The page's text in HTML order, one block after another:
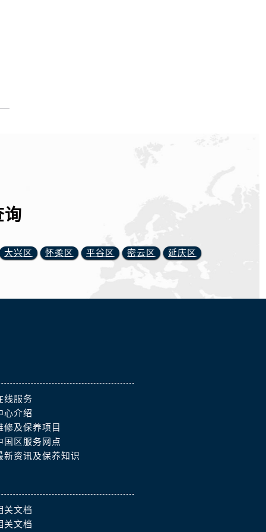
询
大兴区 怀柔区 平谷区 密云区 延庆区
线服务
心介绍
修及保养项目
国区服务网点
新资讯及保养知识
关文档
关文档